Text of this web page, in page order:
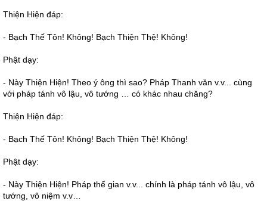
Thiện Hiện đáp:
- Bạch Thế Tôn! Không! Bạch Thiện Thệ! Không!
Phật dạy:
- Này Thiện Hiện! Theo ý ông thì sao? Pháp Thanh văn v.v... cùng
với pháp tánh vô lậu, vô tướng … có khác nhau chăng?
Thiện Hiện đáp:
- Bạch Thế Tôn! Không! Bạch Thiện Thệ! Không!
Phật dạy:
- Này Thiện Hiện! Pháp thế gian v.v... chính là pháp tánh vô lậu, vô
tướng, vô niệm v.v…